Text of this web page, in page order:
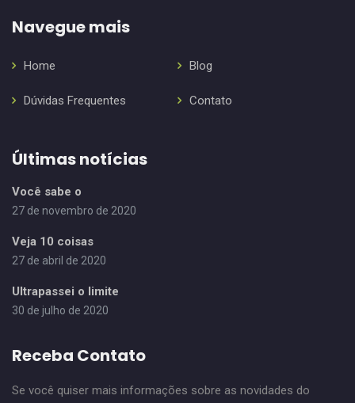
Navegue mais
Home Blog
Dúvidas Frequentes Contato
Últimas notícias
Você sabe o
27 de novembro de 2020
Veja 10 coisas
27 de abril de 2020
Ultrapassei o limite
30 de julho de 2020
Receba Contato
Se você quiser mais informações sobre as novidades do